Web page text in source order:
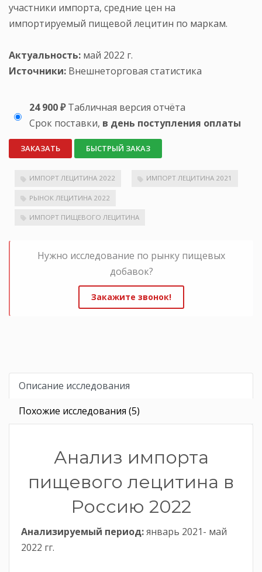
участники импорта, средние цен на
импортируемый пищевой лецитин по маркам.
Актуальность: май 2022 г.
Источники: Внешнеторговая статистика
24 900 ₽ Табличная версия отчёта
Срок поставки, в день поступления оплаты
ЗАКАЗАТЬ БЫСТРЫЙ ЗАКАЗ
ИМПОРТ ЛЕЦИТИНА 2022 ИМПОРТ ЛЕЦИТИНА 2021
РЫНОК ЛЕЦИТИНА 2022
ИМПОРТ ПИЩЕВОГО ЛЕЦИТИНА
Нужно исследование по рынку пищевых
добавок?
Закажите звонок!
Описание исследования
Похожие исследования (5)
Анализ импорта
пищевого лецитина в
Россию 2022
Анализируемый период:январь 2021- май
2022 гг.